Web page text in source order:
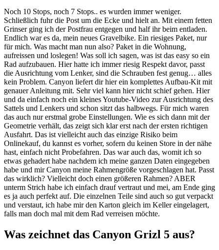
Noch 10 Stops, noch 7 Stops.. es wurden immer weniger.
Schließlich fuhr die Post um die Ecke und hielt an. Mit einem fetten
Grinser ging ich der Postfrau entgegen und half ihr beim entladen.
Endlich war es da, mein neues Gravelbike. Ein riesiges Paket, nur
für mich. Was macht man nun also? Paket in die Wohnung,
aufreissen und loslegen! Was soll ich sagen, was ist das easy so ein
Rad aufzubauen. Hier hatte ich immer riesig Respekt davor, passt
die Ausrichtung vom Lenker, sind die Schrauben fest genug… alles
kein Problem. Canyon liefert dir hier ein komplettes Aufbau-Kit mit
genauer Anleitung mit. Sehr viel kann hier nicht schief gehen. Hier
und da einfach noch ein kleines Youtube-Video zur Ausrichtung des
Sattels und Lenkers und schon sitzt das halbwegs. Für mich waren
das auch nur erstmal grobe Einstellungen. Wie es sich dann mit der
Geometrie verhält, das zeigt sich klar erst nach der ersten richtigen
Ausfahrt. Das ist vielleicht auch das einzige Risiko beim
Onlinekauf, du kannst es vorher, sofern du keinen Store in der nähe
hast, einfach nicht Probefahren. Das war auch das, womit ich so
etwas gehadert habe nachdem ich meine ganzen Daten eingegeben
habe und mir Canyon meine Rahmengröße vorgeschlagen hat. Passt
das wirklich? Vielleicht doch einen größeren Rahmen? ABER
unterm Strich habe ich einfach drauf vertraut und mei, am Ende ging
es ja auch perfekt auf. Die einzelnen Teile sind auch so gut verpackt
und verstaut, ich habe mir den Karton gleich im Keller eingelagert,
falls man doch mal mit dem Rad verreisen möchte.
Was zeichnet das Canyon Grizl 5 aus?